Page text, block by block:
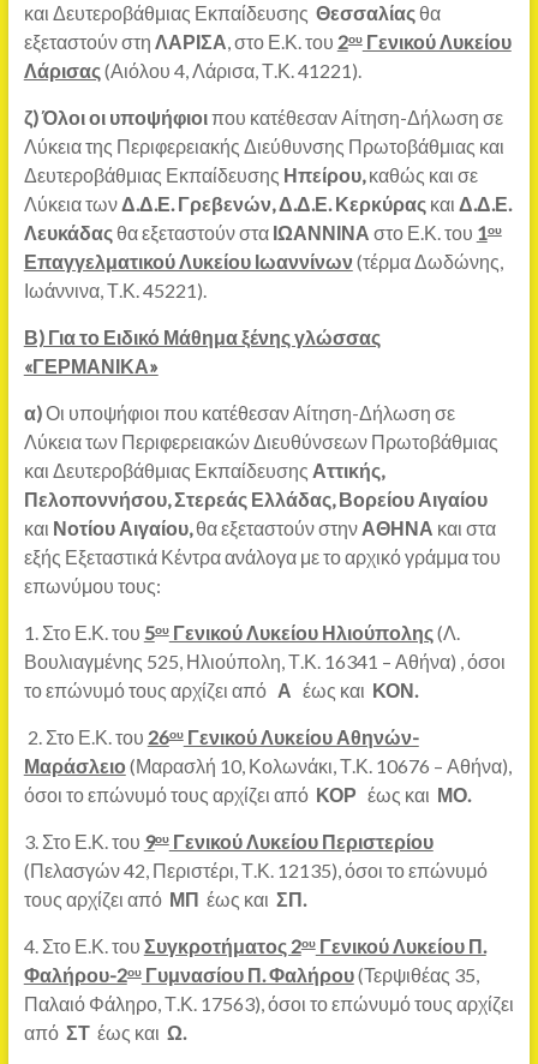
και Δευτεροβάθμιας Εκπαίδευσης Θεσσαλίας θα
εξεταστούν στη ΛΑΡΙΣΑ, στο Ε.Κ. του 2ουΓενικού Λυκείου
Λάρισας (Αιόλου 4, Λάρισα, Τ.Κ. 41221).
ζ)Όλοι οι υποψήφιοιπου κατέθεσαν Αίτηση-Δήλωση σε
Λύκεια της Περιφερειακής Διεύθυνσης Πρωτοβάθμιας και
Δευτεροβάθμιας Εκπαίδευσης Ηπείρου,καθώς και σε
Λύκεια τωνΔ.Δ.Ε. Γρεβενών, Δ.Δ.Ε. Κερκύρας και Δ.Δ.Ε.
Λευκάδας θα εξεταστούν στα ΙΩΑΝΝΙΝΑ στο Ε.Κ. του 1ου
Επαγγελματικού Λυκείου Ιωαννίνων (τέρμα Δωδώνης,
Ιωάννινα, Τ.Κ. 45221).
Β) Για το Ειδικό Μάθημα ξένης γλώσσας
«ΓΕΡΜΑΝΙΚΑ»
α)Οι υποψήφιοι που κατέθεσαν Αίτηση-Δήλωση σε
Λύκεια των Περιφερειακών Διευθύνσεων Πρωτοβάθμιας
και Δευτεροβάθμιας Εκπαίδευσης Αττικής,
Πελοποννήσου, Στερεάς Ελλάδας, Βορείου Αιγαίου
και Νοτίου Αιγαίου,θα εξεταστούν στην ΑΘΗΝΑ και στα
εξής Εξεταστικά Κέντρα ανάλογα με το αρχικό γράμμα του
επωνύμου τους:
1. Στο Ε.Κ. του 5ουΓενικού Λυκείου Ηλιούπολης (Λ.
Βουλιαγμένης 525, Ηλιούπολη, Τ.Κ. 16341 – Αθήνα) , όσοι
το επώνυμό τους αρχίζει από Α έως και ΚΟΝ.
2. Στο Ε.Κ. του 26ουΓενικού Λυκείου Αθηνών-
Μαράσλειο (Μαρασλή 10, Κολωνάκι, Τ.Κ. 10676 – Αθήνα),
όσοι το επώνυμό τους αρχίζει από ΚΟΡ έως και ΜΟ.
3. Στο Ε.Κ. του 9ουΓενικού Λυκείου Περιστερίου
(Πελασγών 42, Περιστέρι, Τ.Κ. 12135), όσοι το επώνυμό
τους αρχίζει από ΜΠ έως και ΣΠ.
4. Στο Ε.Κ. του Συγκροτήματος 2ουΓενικού Λυκείου Π.
Φαλήρου-2ουΓυμνασίου Π. Φαλήρου(Τερψιθέας 35,
Παλαιό Φάληρο, Τ.Κ. 17563), όσοι το επώνυμό τους αρχίζει
από ΣΤέως και Ω.